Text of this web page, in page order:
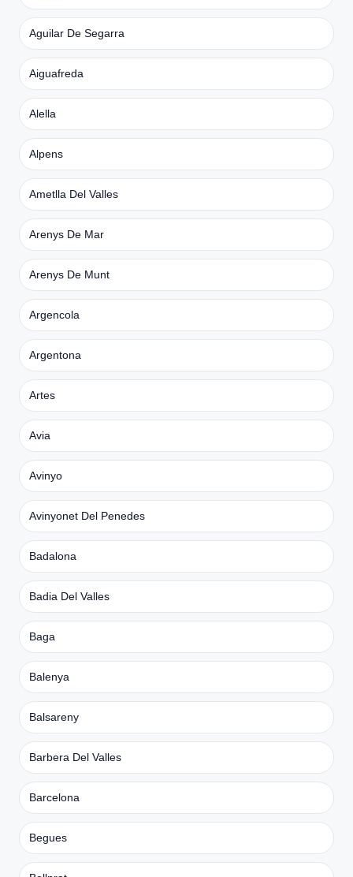
Aguilar De Segarra
Aiguafreda
Alella
Alpens
Ametlla Del Valles
Arenys De Mar
Arenys De Munt
Argencola
Argentona
Artes
Avia
Avinyo
Avinyonet Del Penedes
Badalona
Badia Del Valles
Baga
Balenya
Balsareny
Barbera Del Valles
Barcelona
Begues